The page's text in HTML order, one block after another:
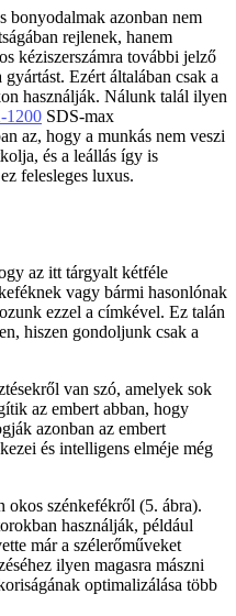
bonyodalmak azonban nem
rejlenek, hanem
kéziszerszámra további jelző
Ezért általában csak a
használják. Nálunk talál ilyen
SDS-max
az, hogy a munkás nem veszi
és a leállás így is
felesleges luxus.
az itt tárgyalt kétféle
vagy bármi hasonlónak
ezzel a címkével. Ez talán
hiszen gondoljunk csak a
van szó, amelyek sok
az embert abban, hogy
azonban az embert
és intelligens elméje még
okos szénkefékről (5. ábra).
használják, például
már a szélerőműveket
ilyen magasra mászni
optimalizálása több